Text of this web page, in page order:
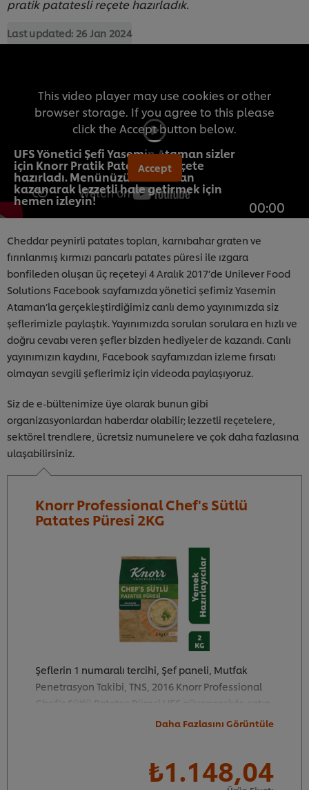
pratik patatesli reçete hazırladık.
Last updated: 26 Jan 2024
This video player may use cookies or other
browser storage. If you agree to this please
click the Accept button below.
Accept
UFS Yönetici Şefi Yasemin Ataman sizler
için Knorr Pratik Patatesli 3 reçete
hazırladı. Menünüzü zamandan
kazanarak lezzetli hale getirmek için
hemen izleyin! 00:00
Cheddar peynirli patates topları, karnıbahar graten ve
fırınlanmış kırmızı pancarlı patates püresi ile ızgara
bonfileden oluşan üç reçeteyi 4 Aralık 2017’de Unilever Food
Solutions Facebook sayfamızda yönetici şefimiz Yasemin
Ataman’la gerçekleştirdiğimiz canlı demo yayınımızda siz
şeflerimizle paylaştık. Yayınımızda sorulan sorulara en hızlı ve
doğru cevabı veren şefler bizden hediyeler de kazandı. Canlı
yayınımızın kaydını, Facebook sayfamızdan izleme fırsatı
olmayan sevgili şeflerimiz için videoda paylaşıyoruz.
Siz de e-bültenimize üye olarak bunun gibi
organizasyonlardan haberdar olabilir; lezzetli reçetelere,
sektörel trendlere, ücretsiz numunelere ve çok daha fazlasına
ulaşabilirsiniz.
Knorr Professional Chef's Sütlü
Patates Püresi 2KG
Şeflerin 1 numaralı tercihi, Şef paneli, Mutfak
Penetrasyon Takibi, TNS, 2016 Knorr Professional
Chef’s Sütlü Patates Püresi UFS güvencesiyle satın
almak için hemen tıklayın!Daha Fazlasını Görüntüle
₺1.148,04